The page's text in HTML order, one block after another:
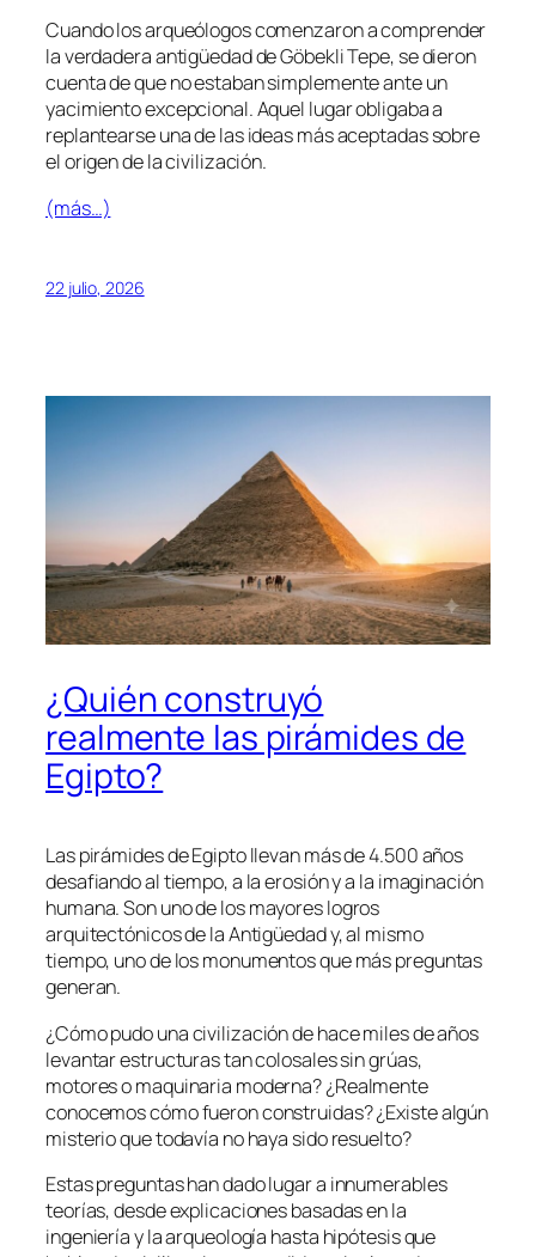
Cuando los arqueólogos comenzaron a comprender
la verdadera antigüedad de Göbekli Tepe, se dieron
cuenta de que no estaban simplemente ante un
yacimiento excepcional. Aquel lugar obligaba a
replantearse una de las ideas más aceptadas sobre
el origen de la civilización.
(más…)
22 julio, 2026
¿Quién construyó
realmente las pirámides de
Egipto?
Las pirámides de Egipto llevan más de 4.500 años
desafiando al tiempo, a la erosión y a la imaginación
humana. Son uno de los mayores logros
arquitectónicos de la Antigüedad y, al mismo
tiempo, uno de los monumentos que más preguntas
generan.
¿Cómo pudo una civilización de hace miles de años
levantar estructuras tan colosales sin grúas,
motores o maquinaria moderna? ¿Realmente
conocemos cómo fueron construidas? ¿Existe algún
misterio que todavía no haya sido resuelto?
Estas preguntas han dado lugar a innumerables
teorías, desde explicaciones basadas en la
ingeniería y la arqueología hasta hipótesis que